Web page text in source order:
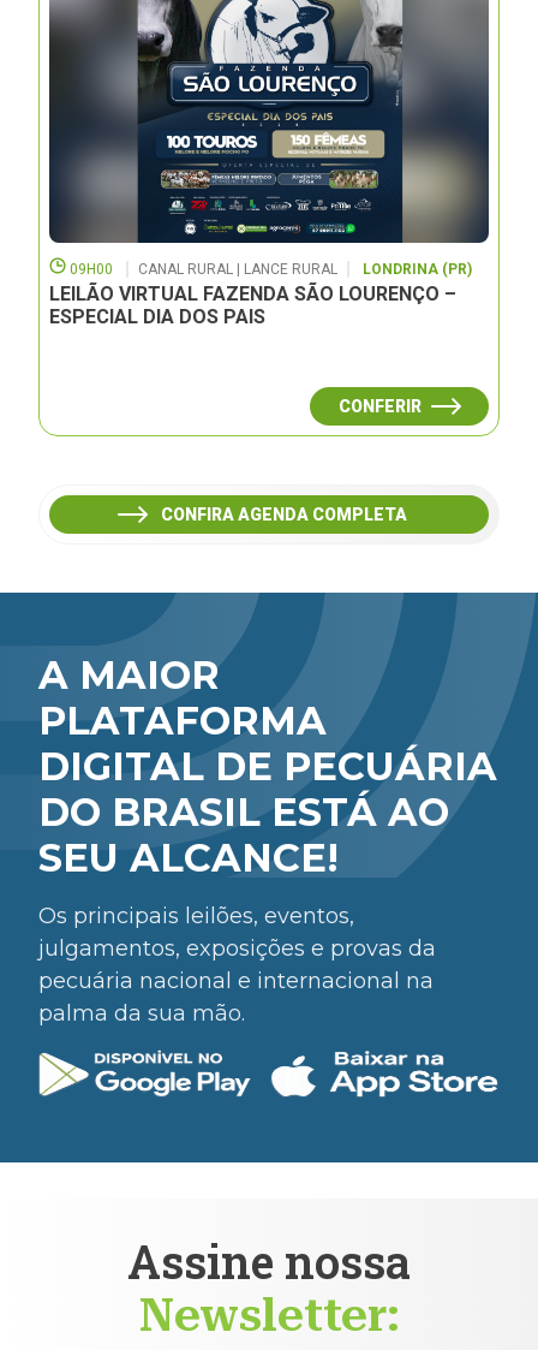
09H00 CANAL RURAL | LANCE RURAL LONDRINA (PR)
LEILÃO VIRTUAL FAZENDA SÃO LOURENÇO –
ESPECIAL DIA DOS PAIS
CONFERIR
CONFIRA AGENDA COMPLETA
A MAIOR
PLATAFORMA
DIGITAL DE PECUÁRIA
DO BRASIL ESTÁ AO
SEU ALCANCE!
Os principais leilões, eventos,
julgamentos, exposições e provas da
pecuária nacional e internacional na
palma da sua mão.
Assine nossa
Newsletter: